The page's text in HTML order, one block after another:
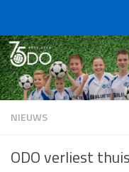
NIEUWS
ODO verliest